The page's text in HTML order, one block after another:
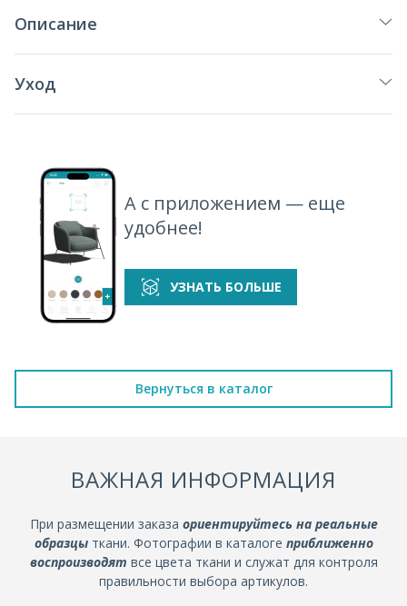
Описание
Уход
А с приложением — еще
удобнее!
УЗНАТЬ БОЛЬШЕ
Вернуться в каталог
ВАЖНАЯ ИНФОРМАЦИЯ
При размещении заказа ориентируйтесь на реальные
образцыткани. Фотографии в каталоге приближенно
воспроизводят все цвета ткани и служат для контроля
правильности выбора артикулов.